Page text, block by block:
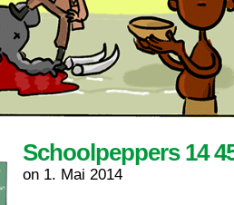
Schoolpeppers 14
on 1. Mai 2014